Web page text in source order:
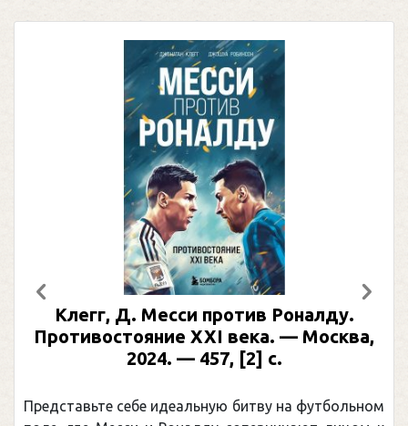
Клегг, Д. Месси против Роналду.
Противостояние XXI века. — Москва,
2024. — 457, [2] с.
Представьте себе идеальную битву на футбольном
Предыдущий